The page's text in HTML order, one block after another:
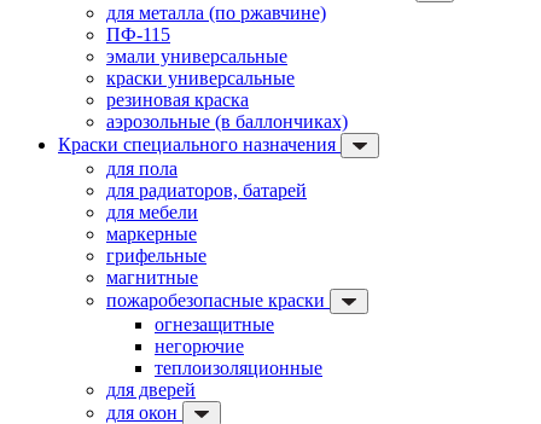
для металла (по ржавчине)
ПФ-115
эмали универсальные
краски универсальные
резиновая краска
аэрозольные (в баллончиках)
Краски специального назначения
для пола
для радиаторов, батарей
для мебели
маркерные
грифельные
магнитные
пожаробезопасные краски
огнезащитные
негорючие
теплоизоляционные
для дверей
для окон